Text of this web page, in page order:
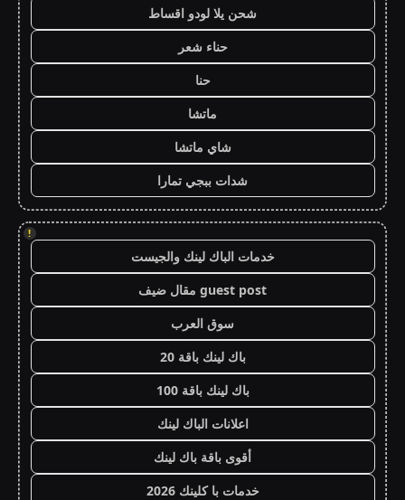
شحن يلا لودو اقساط
حناء شعر
حنا
ماتشا
شاي ماتشا
شدات ببجي تمارا
!
خدمات الباك لينك والجيست
guest post مقال ضيف
سوق العرب
باك لينك باقة 20
باك لينك باقة 100
اعلانات الباك لينك
أقوى باقة باك لينك
خدمات با كلينك 2026